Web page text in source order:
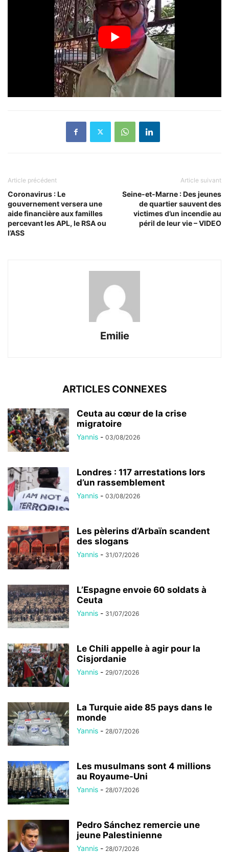
Article précédent
Coronavirus : Le
gouvernement versera une
aide financière aux familles
percevant les APL, le RSA ou
l’ASS
Article suivant
Seine-et-Marne : Des jeunes
de quartier sauvent des
victimes d’un incendie au
péril de leur vie – VIDEO
Emilie
ARTICLES CONNEXES
Ceuta au cœur de la crise
migratoire
Yannis - 03/08/2026
Londres : 117 arrestations lors
d’un rassemblement
Yannis - 03/08/2026
Les pèlerins d’Arbaïn scandent
des slogans
Yannis - 31/07/2026
L’Espagne envoie 60 soldats à
Ceuta
Yannis - 31/07/2026
Le Chili appelle à agir pour la
Cisjordanie
Yannis - 29/07/2026
La Turquie aide 85 pays dans le
monde
Yannis - 28/07/2026
Les musulmans sont 4 millions
au Royaume-Uni
Yannis - 28/07/2026
Pedro Sánchez remercie une
jeune Palestinienne
Yannis - 28/07/2026